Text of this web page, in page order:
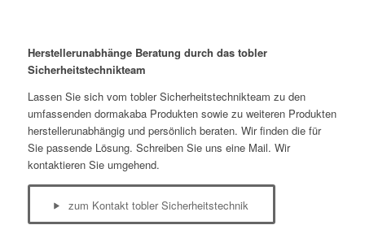
Herstellerunabhänge Beratung durch das tobler
Sicherheitstechnikteam
Lassen Sie sich vom tobler Sicherheitstechnikteam zu den
umfassenden dormakaba Produkten sowie zu weiteren Produkten
herstellerunabhängig und persönlich beraten. Wir finden die für
Sie passende Lösung. Schreiben Sie uns eine Mail. Wir
kontaktieren Sie umgehend.
zum Kontakt tobler Sicherheitstechnik